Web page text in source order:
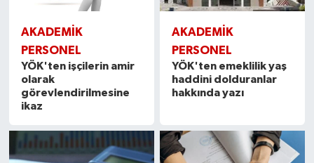
AKADEMİK
PERSONEL
YÖK'ten işçilerin amir
olarak
görevlendirilmesine
ikaz
AKADEMİK
PERSONEL
YÖK'ten emeklilik yaş
haddini dolduranlar
hakkında yazı